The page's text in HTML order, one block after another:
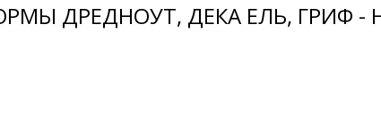
ДРЕДНОУТ, ДЕКА ЕЛЬ, ГРИФ